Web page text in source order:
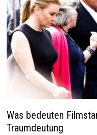
Was bedeuten
Traumdeutung